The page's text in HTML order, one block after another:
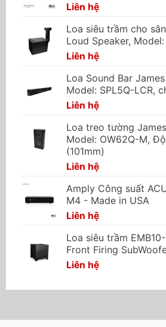
Liên hệ
Loa siêu trầm cho
Loud Speaker,
Liên hệ
Loa Sound Bar
Model: SPL5Q-LCR,
Liên hệ
Loa treo tường
Model: OW62Q-M,
(101mm)
Liên hệ
Amply Công suất
M4 - Made in USA
Liên hệ
Loa siêu trầm
Front Firing
Liên hệ